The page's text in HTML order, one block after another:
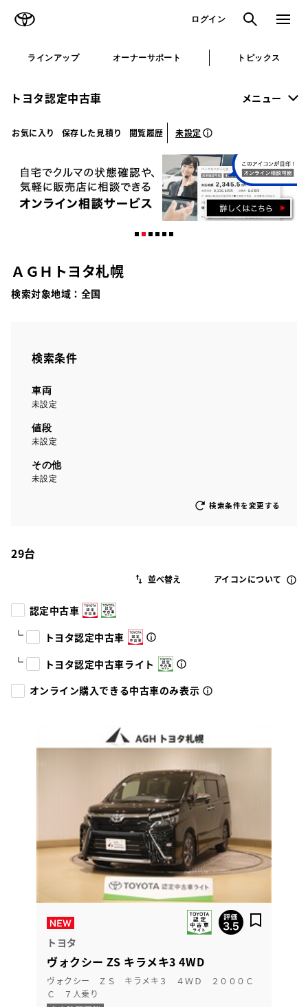
ログイン 検索 メニュ
ラインアップ オーナーサポート トピックス
トヨタ認定中古車 メニュー
お気に入り 保存した見積り 閲覧履歴 未設定
ＡＧＨトヨタ札幌
検索対象地域： 全国
検索条件
車両
未設定
値段
未設定
その他
未設定
検索条件を変更する
29台
アイコンについて
認定中古車
トヨタ認定中古車
トヨタ認定中古車ライト
オンライン購入できる中古車のみ表示
トヨタ
ヴォクシー ZS キラメキ3 4WD
ヴォクシー ＺＳ キラメキ３ ４ＷＤ ２０００Ｃ
Ｃ ７人乗り